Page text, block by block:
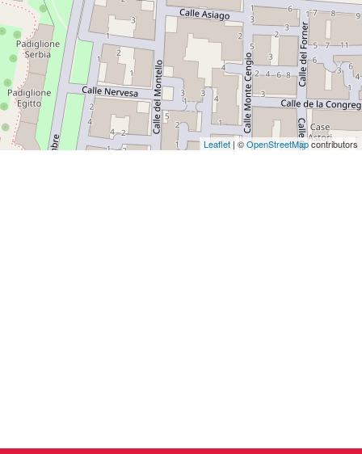
Leaflet | ©OpenStreetMapcontributors